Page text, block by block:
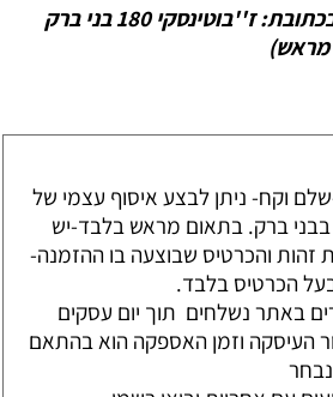
או אצלנו על כוס קפה! בכתובת: ז''בוטינסקי 180 בני ברק
מראש)
וקח- ניתן לבצע איסוף עצמי של
ברק. בתאום מראש בלבד-יש
זהות והכרטיס שבוצעה בו ההזמנה-
הכרטיס בלבד.
באתר נשלחים תוך יום עסקים
העיסקה וזמן האספקה הוא בהתאם